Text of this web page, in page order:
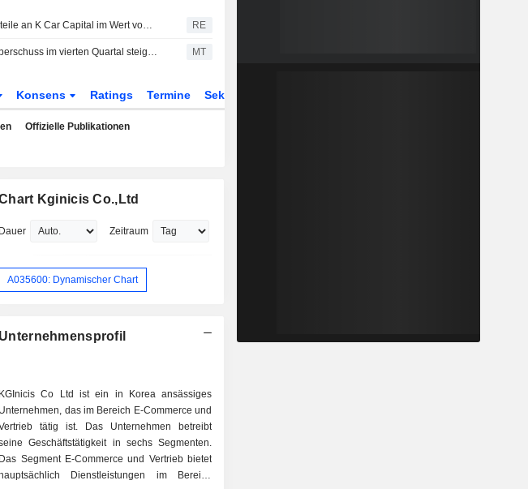
Kginicis erwirbt Anteile an K Car Capital im Wert von 200 Milliarden Won RE
KG Inicis: Jahresüberschuss im vierten Quartal steigt um 11% MT
Konsens Ratings Termine Sektor
Offizielle Publikationen
Kginicis Co.,Ltd
Dauer Zeitraum
A035600: Dynamischer Chart
Unternehmensprofil
KGInicis Co Ltd ist ein in Korea ansässiges
Unternehmen, das im Bereich E-Commerce und
tätig ist. Das Unternehmen betreibt
Geschäftstätigkeit in sechs Segmenten.
Das Segment E-Commerce und Vertrieb bietet
hauptsächlich Dienstleistungen im Bereich